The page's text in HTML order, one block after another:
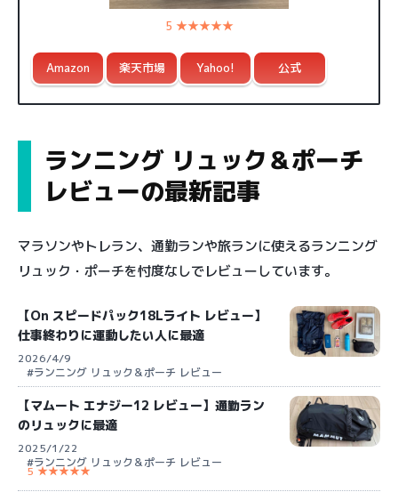
5 ★★★★★
Amazon 楽天市場 Yahoo! 公式
ランニング リュック＆ポーチ
レビューの最新記事
マラソンやトレラン、通勤ランや旅ランに使えるランニング
リュック・ポーチを忖度なしでレビューしています。
【On スピードパック18Lライト レビュー】
仕事終わりに運動したい人に最適
2026/4/9
#ランニング リュック＆ポーチ レビュー
【マムート エナジー12 レビュー】通勤ラン
のリュックに最適
2025/1/22
#ランニング リュック＆ポーチ レビュー
5 ★★★★★